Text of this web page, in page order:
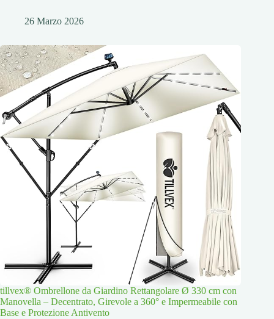
26 Marzo 2026
tillvex® Ombrellone da Giardino Rettangolare Ø 330 cm con
Manovella – Decentrato, Girevole a 360° e Impermeabile con
Base e Protezione Antivento